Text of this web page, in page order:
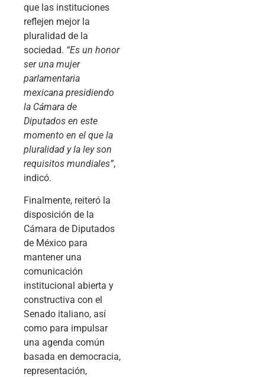
que las instituciones
reflejen mejor la
pluralidad de la
sociedad. “Es un honor
ser una mujer
parlamentaria
mexicana presidiendo
la Cámara de
Diputados en este
momento en el que la
pluralidad y la ley son
requisitos mundiales”,
indicó.
Finalmente, reiteró la
disposición de la
Cámara de Diputados
de México para
mantener una
comunicación
institucional abierta y
constructiva con el
Senado italiano, así
como para impulsar
una agenda común
basada en democracia,
representación,